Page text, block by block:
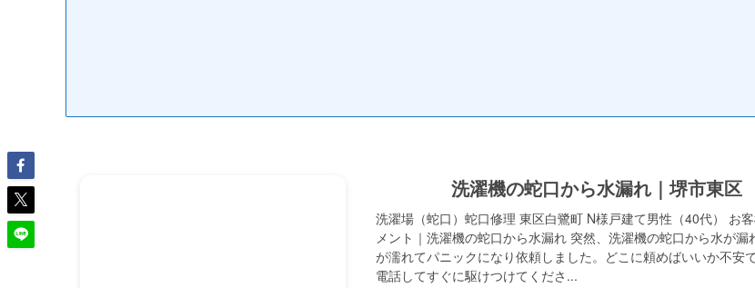
洗濯機の蛇口から水漏れ｜堺市東区
洗濯場（蛇口）蛇口修理 東区白鷺町 N様戸建て男性（40代） お
メント｜洗濯機の蛇口から水漏れ 突然、洗濯機の蛇口から水が漏
が濡れてパニックになり依頼しました。どこに頼めばいいか不安で
電話してすぐに駆けつけてくださ...